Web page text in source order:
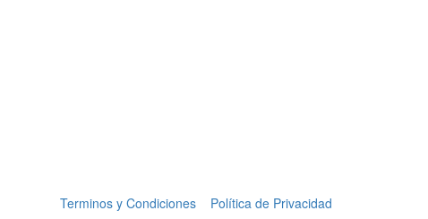
Terminos y Condiciones Política de Privacidad